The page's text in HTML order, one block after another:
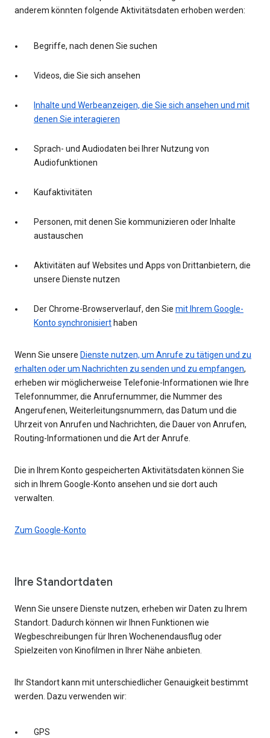
anderem könnten folgende Aktivitätsdaten erhoben werden:
Begriffe, nach denen Sie suchen
Videos, die Sie sich ansehen
Inhalte und Werbeanzeigen, die Sie sich ansehen und mit
denen Sie interagieren
Sprach- und Audiodaten bei Ihrer Nutzung von
Audiofunktionen
Kaufaktivitäten
Personen, mit denen Sie kommunizieren oder Inhalte
austauschen
Aktivitäten auf Websites und Apps von Drittanbietern, die
unsere Dienste nutzen
Der Chrome-Browserverlauf, den Sie mit Ihrem Google-
Konto synchronisiert haben
Wenn Sie unsere Dienste nutzen, um Anrufe zu tätigen und zu
erhalten oder um Nachrichten zu senden und zu empfangen,
erheben wir möglicherweise Telefonie-Informationen wie Ihre
Telefonnummer, die Anrufernummer, die Nummer des
Angerufenen, Weiterleitungsnummern, das Datum und die
Uhrzeit von Anrufen und Nachrichten, die Dauer von Anrufen,
Routing-Informationen und die Art der Anrufe.
Die in Ihrem Konto gespeicherten Aktivitätsdaten können Sie
sich in Ihrem Google-Konto ansehen und sie dort auch
verwalten.
Zum Google-Konto
Ihre Standortdaten
Wenn Sie unsere Dienste nutzen, erheben wir Daten zu Ihrem
Standort. Dadurch können wir Ihnen Funktionen wie
Wegbeschreibungen für Ihren Wochenendausflug oder
Spielzeiten von Kinofilmen in Ihrer Nähe anbieten.
Ihr Standort kann mit unterschiedlicher Genauigkeit bestimmt
werden. Dazu verwenden wir:
GPS